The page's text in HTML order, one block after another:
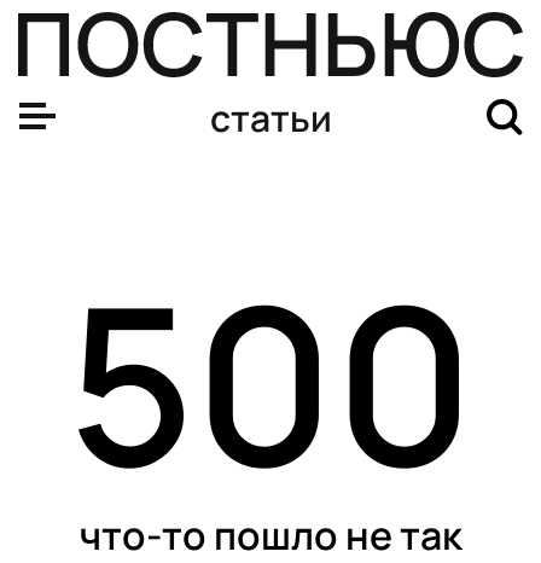
статьи
500
что-то пошло не так